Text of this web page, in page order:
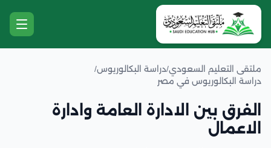
ملتقى التعليم السعودي/دراسة البكالوريوس/
دراسة البكالوريوس في مصر
الفرق بين الادارة العامة وادارة
الاعمال